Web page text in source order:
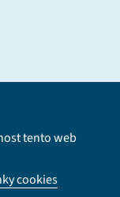
tento web
cookies